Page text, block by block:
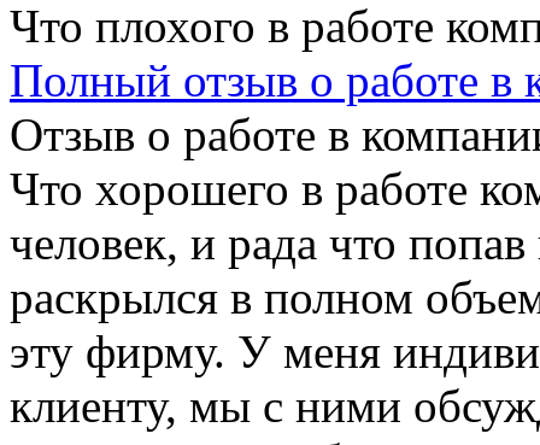
Что плохого в работе
Полный отзыв о работе в
Отзыв о работе в
Что хорошего в работе
человек, и рада что
раскрылся в полном
эту фирму. У меня
клиенту, мы с ними